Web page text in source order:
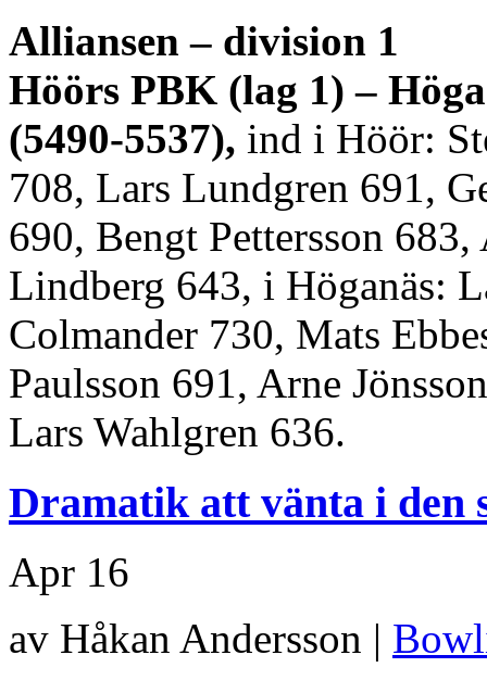
Alliansen – division 1
Höörs PBK (lag 1) –
(5490-5537), ind i Höör:
708, Lars Lundgren 691,
690, Bengt Pettersson
Lindberg 643, i Höganäs:
Colmander 730, Mats
Paulsson 691, Arne
Lars Wahlgren 636.
Dramatik att vänta i den
Apr 16
av Håkan Andersson |